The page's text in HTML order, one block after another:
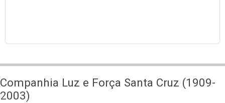
Anos"
Companhia Luz e Força Santa Cruz (1909-
2003)